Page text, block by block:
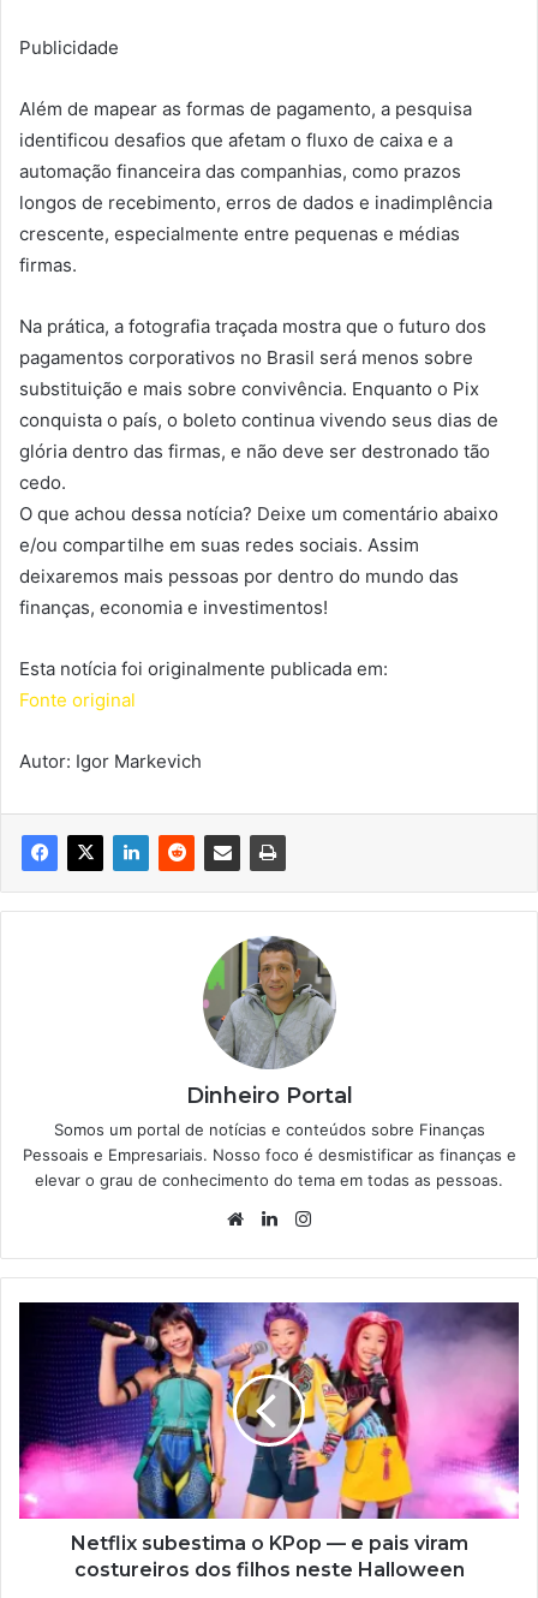
Publicidade
Além de mapear as formas de pagamento, a pesquisa
identificou desafios que afetam o fluxo de caixa e a
automação financeira das companhias, como prazos
longos de recebimento, erros de dados e inadimplência
crescente, especialmente entre pequenas e médias
firmas.
Na prática, a fotografia traçada mostra que o futuro dos
pagamentos corporativos no Brasil será menos sobre
substituição e mais sobre convivência. Enquanto o Pix
conquista o país, o boleto continua vivendo seus dias de
glória dentro das firmas, e não deve ser destronado tão
cedo.
O que achou dessa notícia? Deixe um comentário abaixo
e/ou compartilhe em suas redes sociais. Assim
deixaremos mais pessoas por dentro do mundo das
finanças, economia e investimentos!
Esta notícia foi originalmente publicada em:
Fonte original
Autor: Igor Markevich
Dinheiro Portal
Somos um portal de notícias e conteúdos sobre Finanças
Pessoais e Empresariais. Nosso foco é desmistificar as finanças e
elevar o grau de conhecimento do tema em todas as pessoas.
WebsiteLinkedin
Netflix subestima o KPop — e pais viram
costureiros dos filhos neste Halloween